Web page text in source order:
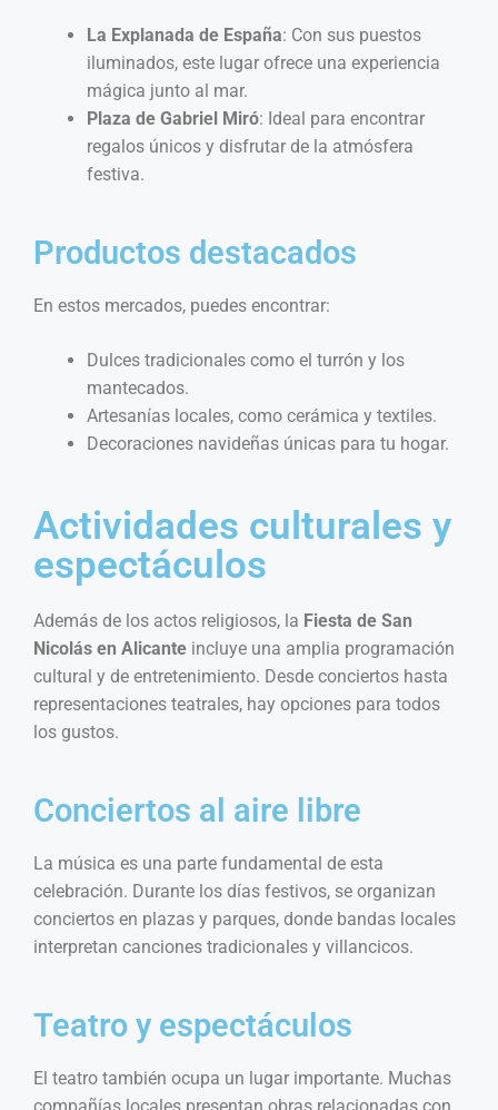
La Explanada de España: Con sus puestos
iluminados, este lugar ofrece una experiencia
mágica junto al mar.
Plaza de Gabriel Miró: Ideal para encontrar
regalos únicos y disfrutar de la atmósfera
festiva.
Productos destacados
En estos mercados, puedes encontrar:
Dulces tradicionales como el turrón y los
mantecados.
Artesanías locales, como cerámica y textiles.
Decoraciones navideñas únicas para tu hogar.
Actividades culturales y
espectáculos
Además de los actos religiosos, la Fiesta de San
Nicolás en Alicante incluye una amplia programación
cultural y de entretenimiento. Desde conciertos hasta
representaciones teatrales, hay opciones para todos
los gustos.
Conciertos al aire libre
La música es una parte fundamental de esta
celebración. Durante los días festivos, se organizan
conciertos en plazas y parques, donde bandas locales
interpretan canciones tradicionales y villancicos.
Teatro y espectáculos
El teatro también ocupa un lugar importante. Muchas